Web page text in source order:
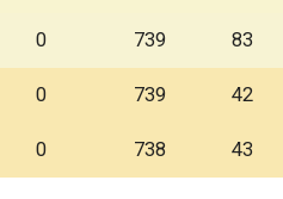
0 739 83
0 739 42
0 738 43